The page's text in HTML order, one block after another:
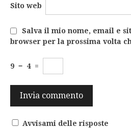
Sito web
Salva il mio nome, email e
browser per la prossima volta
9 − 4 =
Avvisami delle risposte